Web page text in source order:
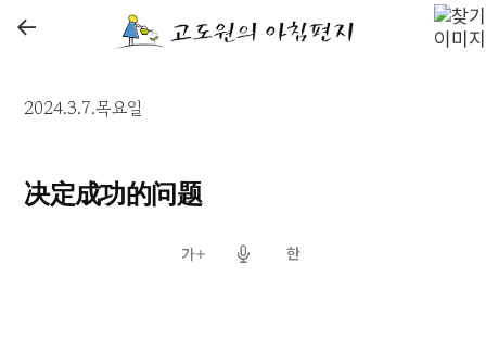
←
2024.3.7.목요일
决定成功的问题